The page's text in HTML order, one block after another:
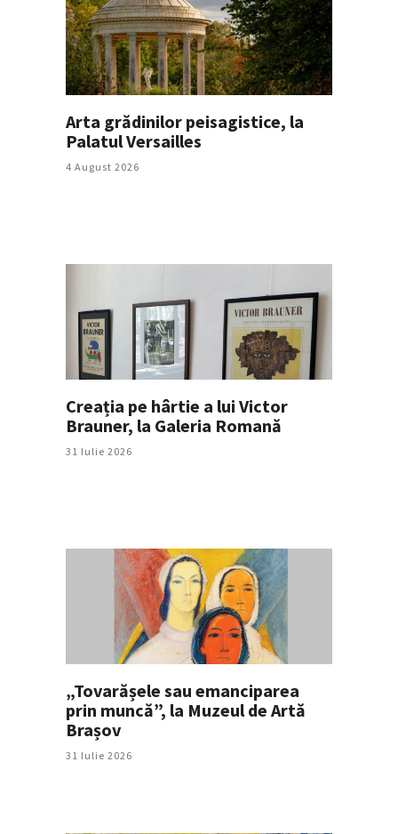
Arta grădinilor peisagistice, la
Palatul Versailles
4 August 2026
Creația pe hârtie a lui Victor
Brauner, la Galeria Romană
31 Iulie 2026
„Tovarășele sau emanciparea
prin muncă”, la Muzeul de Artă
Brașov
31 Iulie 2026